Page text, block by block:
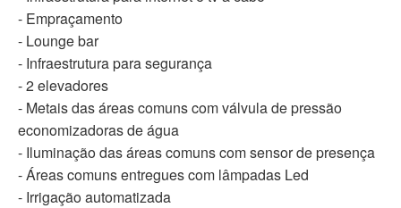
- Empraçamento
- Lounge bar
- Infraestrutura para segurança
- 2 elevadores
- Metais das áreas comuns com válvula de pressão
economizadoras de água
- Iluminação das áreas comuns com sensor de presença
- Áreas comuns entregues com lâmpadas Led
- Irrigação automatizada